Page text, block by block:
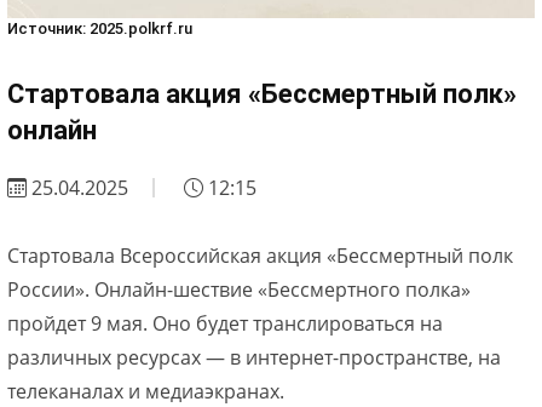
Источник: 2025.polkrf.ru
Стартовала акция «Бессмертный полк»
онлайн
25.04.2025 12:15
Стартовала Всероссийская акция «Бессмертный полк
России». Онлайн-шествие «Бессмертного полка»
пройдет 9 мая. Оно будет транслироваться на
различных ресурсах — в интернет-пространстве, на
телеканалах и медиаэкранах.